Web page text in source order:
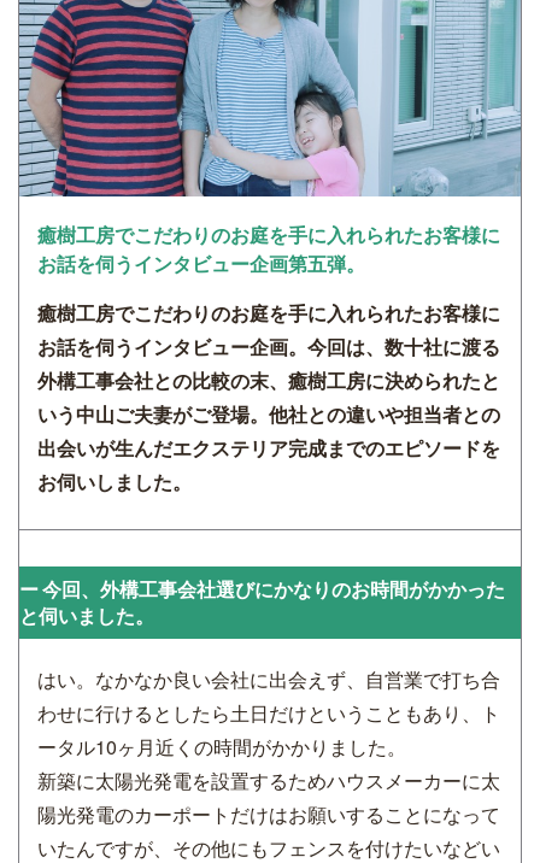
癒樹工房でこだわりのお庭を手に入れられたお客様に
お話を伺うインタビュー企画第五弾。
癒樹工房でこだわりのお庭を手に入れられたお客様に
お話を伺うインタビュー企画。今回は、数十社に渡る
外構工事会社との比較の末、癒樹工房に決められたと
いう中山ご夫妻がご登場。他社との違いや担当者との
出会いが生んだエクステリア完成までのエピソードを
お伺いしました。
今回、外構工事会社選びにかなりのお時間がかかった
と伺いました。
はい。なかなか良い会社に出会えず、自営業で打ち合
わせに行けるとしたら土日だけということもあり、ト
ータル10ヶ月近くの時間がかかりました。
新築に太陽光発電を設置するためハウスメーカーに太
陽光発電のカーポートだけはお願いすることになって
いたんですが、その他にもフェンスを付けたいなどい